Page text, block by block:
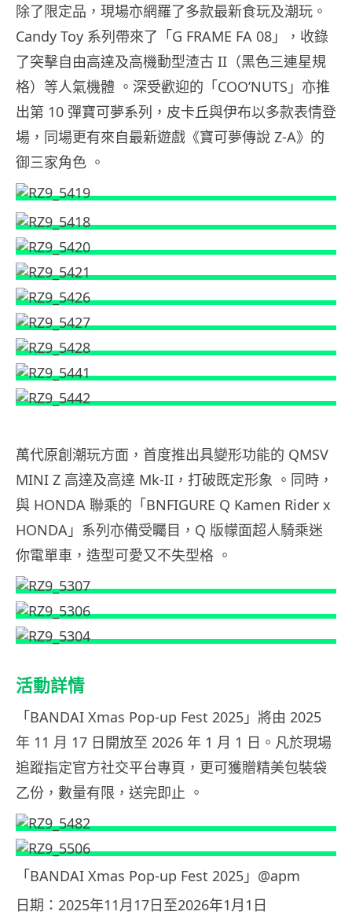
除了限定品，現場亦網羅了多款最新食玩及潮玩。
Candy Toy 系列帶來了「G FRAME FA 08」，收錄
了突擊自由高達及高機動型渣古 II（黑色三連星規
格）等人氣機體 。深受歡迎的「COO’NUTS」亦推
出第 10 彈寶可夢系列，皮卡丘與伊布以多款表情登
場，同場更有來自最新遊戲《寶可夢傳說 Z-A》的
御三家角色 。
萬代原創潮玩方面，首度推出具變形功能的 QMSV
MINI Z 高達及高達 Mk-II，打破既定形象 。同時，
與 HONDA 聯乘的「BNFIGURE Q Kamen Rider x
HONDA」系列亦備受矚目，Q 版幪面超人騎乘迷
你電單車，造型可愛又不失型格 。
活動詳情
「BANDAI Xmas Pop-up Fest 2025」將由 2025
年 11 月 17 日開放至 2026 年 1 月 1 日。凡於現場
追蹤指定官方社交平台專頁，更可獲贈精美包裝袋
乙份，數量有限，送完即止 。
「BANDAI Xmas Pop-up Fest 2025」@apm
日期：2025年11月17日至2026年1月1日